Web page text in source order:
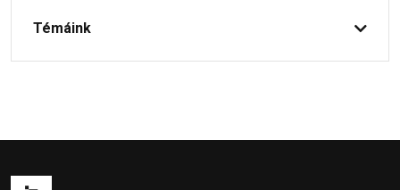
Témáink